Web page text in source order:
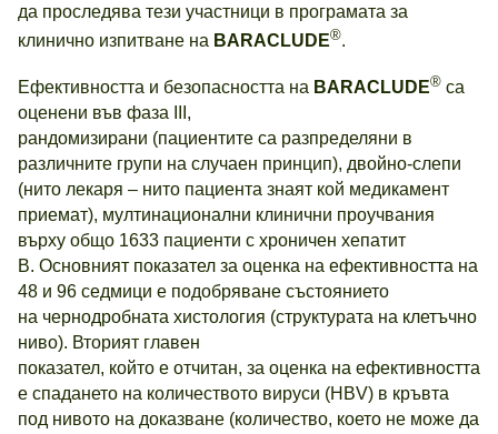
да проследява тези участници в програмата за
клинично изпитване на BARACLUDE®.
Ефективността и безопасността на BARACLUDE® са
оценени във фаза III,
рандомизирани (пациентите са разпределяни в
различните групи на случаен принцип), двойно-слепи
(нито лекаря – нито пациента знаят кой медикамент
приемат), мултинационални клинични проучвания
върху общо 1633 пациенти с хроничен хепатит
В. Основният показател за оценка на ефективността на
48 и 96 седмици е подобряване състоянието
на чернодробната хистология (структурата на клетъчно
ниво). Вторият главен
показател, който е отчитан, за оценка на ефективността
е спадането на количеството вируси (HBV) в кръвта
под нивото на доказване (количество, което не може да